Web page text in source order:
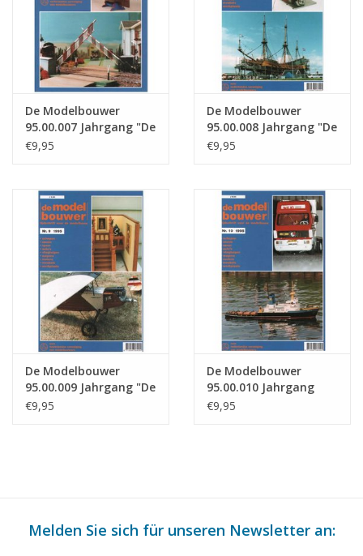
De Modelbouwer
95.00.007 Jahrgang "De
Modelbouwer"
€9,95
De Modelbouwer
95.00.008 Jahrgang "De
Modelbouwer"
€9,95
De Modelbouwer
95.00.009 Jahrgang "De
Modelbouwer"
€9,95
De Modelbouwer
95.00.010 Jahrgang
"Der Modellbauer"
€9,95
Melden Sie sich für unseren Newsletter an: